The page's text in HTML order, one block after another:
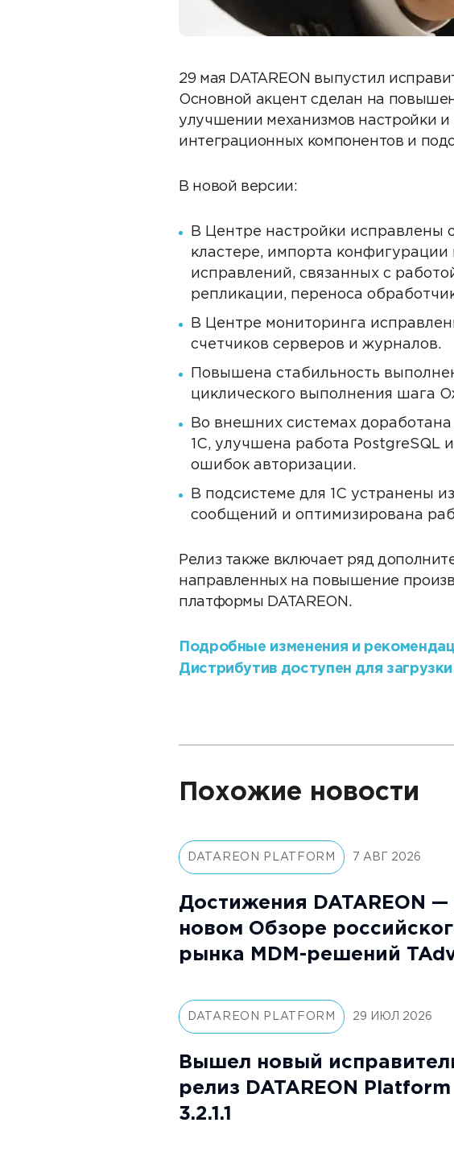
29 мая DATAREON выпустил
Основной акцент сделан на
улучшении механизмов настройки и
интеграционных компонентов и
В новой версии:
В Центре настройки исправлены
кластере, импорта
исправлений, связанных с
репликации, переноса
В Центре мониторинга
счетчиков серверов и журналов.
Повышена стабильность
циклического выполнения шага
Во внешних системах
1С, улучшена работа PostgreSQL
ошибок авторизации.
В подсистеме для 1С устранены
сообщений и оптимизирована
Релиз также включает ряд
направленных на повышение
платформы DATAREON.
Подробные изменения и
Дистрибутив доступен для
Похожие новости
DATAREON PLATFORM 7 АВГ 2026
Достижения DATAREON —
новом Обзоре
рынка MDM-решений
DATAREON PLATFORM 29 ИЮЛ 2026
Вышел новый
релиз DATAREON
3.2.1.1